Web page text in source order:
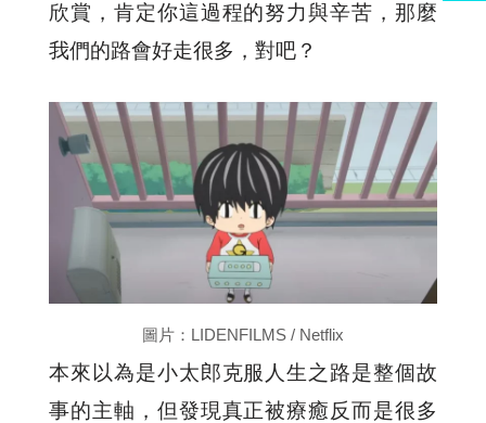
欣賞，肯定你這過程的努力與辛苦，那麼
我們的路會好走很多，對吧？
圖片：LIDENFILMS / Netflix
本來以為是小太郎克服人生之路是整個故
事的主軸，但發現真正被療癒反而是很多